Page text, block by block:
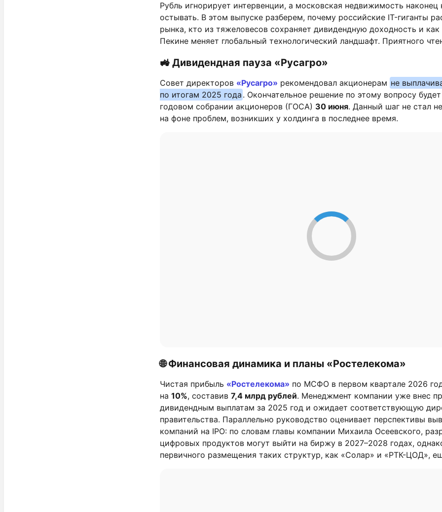
Рубль игнорирует интервенции, а московская недвижимость наконец
остывать. В этом выпуске разберем, почему российские IT-гиганты
рынка, кто из тяжеловесов сохраняет дивидендную доходность и
Пекине меняет глобальный технологический ландшафт. Приятного
🚜 Дивидендная пауза «Русагро»
Совет директоров «Русагро» рекомендовал акционерам не
по итогам 2025 года . Окончательное решение по этому вопросу
годовом собрании акционеров (ГОСА) 30 июня. Данный шаг не стал
на фоне проблем, возникших у холдинга в последнее время.
🌐 Финансовая динамика и планы «Ростелекома»
Чистая прибыль «Ростелекома» по МСФО в первом квартале 2026
на 10%, составив 7,4 млрд рублей. Менеджмент компании уже внес
дивидендным выплатам за 2025 год и ожидает соответствующую
правительства. Параллельно руководство оценивает перспективы
компаний на IPO: по словам главы компании Михаила Осеевского,
цифровых продуктов могут выйти на биржу в 2027–2028 годах,
первичного размещения таких структур, как «Солар» и «РТК-ЦОД»,